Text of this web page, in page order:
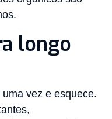
longo
vez e esquece.